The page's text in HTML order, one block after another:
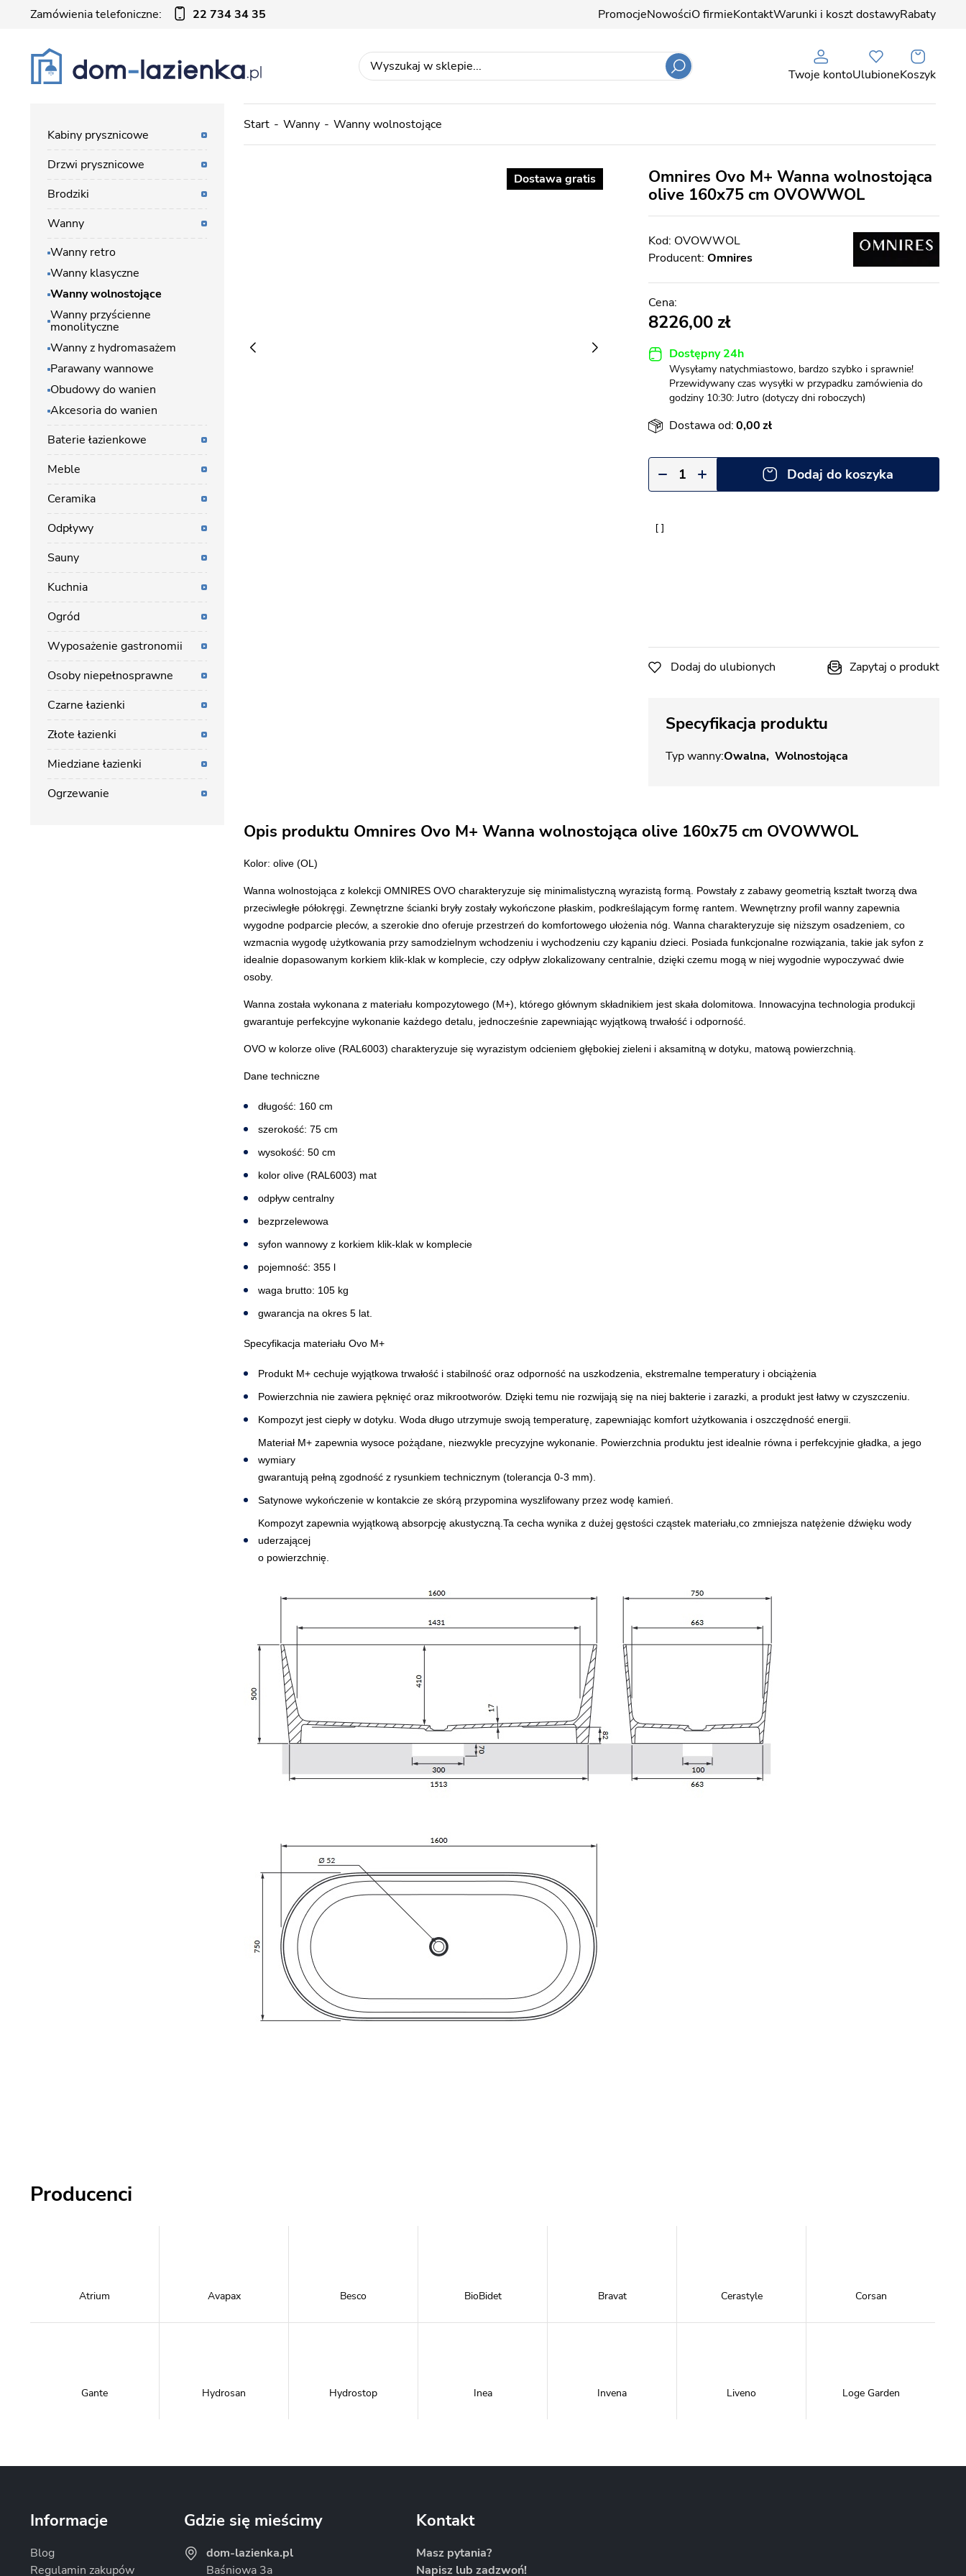
Zamówienia telefoniczne: 22 734 34 35 PromocjeNowościO firmieKontaktWarunki i koszt dostawyRabaty
Twoje kontoUlubioneKoszyk
Start Wanny Wanny wolnostojące
Dostawa gratis
Omnires Ovo M+ Wanna wolnostojąca
olive 160x75 cm OVOWWOL
OVOWWOL
Producent: Omnires
8226,00
Dostępny 24h
Wysyłamy natychmiastowo, bardzo szybko i sprawnie!
Przewidywany czas wysyłki w przypadku zamówienia do
godziny 10:30: Jutro (dotyczy dni roboczych)
Dostawa od:0,00
Dodaj do koszyka
Dodaj do ulubionych Zapytaj o produkt
Specyfikacja produktu
Typ wannyOwalna Wolnostojąca
Opis produktu Omnires Ovo M+ Wanna wolnostojąca olive 160x75 cm OVOWWOL
Kolor: olive (OL)
Wanna wolnostojąca z kolekcji OMNIRES OVO charakteryzuje się minimalistyczną wyrazistą formą. Powstały z zabawy geometrią kształt tworzą dwa
przeciwległe półokręgi. Zewnętrzne ścianki bryły zostały wykończone płaskim, podkreślającym formę rantem. Wewnętrzny profil wanny zapewnia
wygodne podparcie pleców, a szerokie dno oferuje przestrzeń do komfortowego ułożenia nóg. Wanna charakteryzuje się niższym osadzeniem, co
wzmacnia wygodę użytkowania przy samodzielnym wchodzeniu i wychodzeniu czy kąpaniu dzieci. Posiada funkcjonalne rozwiązania, takie jak syfon z
idealnie dopasowanym korkiem klik-klak w komplecie, czy odpływ zlokalizowany centralnie, dzięki czemu mogą w niej wygodnie wypoczywać dwie
osoby.
Wanna została wykonana z materiału kompozytowego (M+), którego głównym składnikiem jest skała dolomitowa. Innowacyjna technologia produkcji
gwarantuje perfekcyjne wykonanie każdego detalu, jednocześnie zapewniając wyjątkową trwałość i odporność.
OVO w kolorze olive (RAL6003) charakteryzuje się wyrazistym odcieniem głębokiej zieleni i aksamitną w dotyku, matową powierzchnią.
Dane techniczne
długość: 160 cm
szerokość: 75 cm
wysokość: 50 cm
kolor olive (RAL6003) mat
odpływ centralny
bezprzelewowa
syfon wannowy z korkiem klik-klak w komplecie
pojemność: 355 l
waga brutto: 105 kg
gwarancja na okres 5 lat.
Specyfikacja materiału Ovo M+
Produkt M+ cechuje wyjątkowa trwałość i stabilność oraz odporność na uszkodzenia, ekstremalne temperatury i obciążenia
Powierzchnia nie zawiera pęknięć oraz mikrootworów. Dzięki temu nie rozwijają się na niej bakterie i zarazki, a produkt jest łatwy w czyszczeniu.
Kompozyt jest ciepły w dotyku. Woda długo utrzymuje swoją temperaturę, zapewniając komfort użytkowania i oszczędność energii.
Materiał M+ zapewnia wysoce pożądane, niezwykle precyzyjne wykonanie. Powierzchnia produktu jest idealnie równa i perfekcyjnie gładka, a jego
wymiary
gwarantują pełną zgodność z rysunkiem technicznym (tolerancja 0-3 mm).
Satynowe wykończenie w kontakcie ze skórą przypomina wyszlifowany przez wodę kamień.
Kompozyt zapewnia wyjątkową absorpcję akustyczną. Ta cecha wynika z dużej gęstości cząstek materiału, co zmniejsza natężenie dźwięku wody
uderzającej
o powierzchnię.
Kabiny prysznicowe
Drzwi prysznicowe
Brodziki
Wanny
Wanny retro
Wanny klasyczne
Wanny wolnostojące
Wanny przyścienne
monolityczne
Wanny z hydromasażem
Parawany wannowe
Obudowy do wanien
Akcesoria do wanien
Baterie łazienkowe
Meble
Ceramika
Odpływy
Sauny
Kuchnia
Ogród
Wyposażenie gastronomii
Osoby niepełnosprawne
Czarne łazienki
Złote łazienki
Miedziane łazienki
Ogrzewanie
Producenci
Atrium Avapax Besco BioBidet Bravat Cerastyle Corsan
Gante Hydrosan Hydrostop Inea Invena Liveno Loge Garden
Informacje
Blog
Regulamin zakupów
Gdzie się mieścimy
dom-lazienka.pl
Baśniowa 3a
Kontakt
Masz pytania?
Napisz lub zadzwoń!